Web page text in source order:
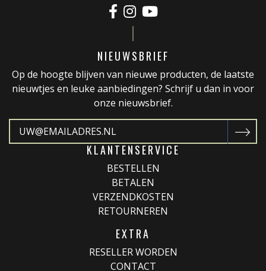
NIEUWSBRIEF
Op de hoogte blijven van nieuwe producten, de laatste
nieuwtjes en leuke aanbiedingen? Schrijf u dan in voor
onze nieuwsbrief.
KLANTENSERVICE
BESTELLEN
BETALEN
VERZENDKOSTEN
RETOURNEREN
EXTRA
RESELLER WORDEN
CONTACT